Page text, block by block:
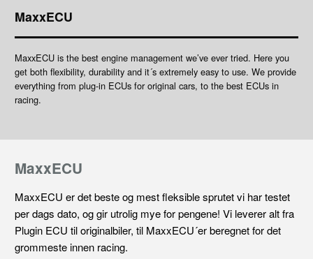
MaxxECU
MaxxECU is the best engine management we’ve ever tried. Here you
get both flexibility, durability and it´s extremely easy to use. We provide
everything from plug-in ECUs for original cars, to the best ECUs in
racing.
MaxxECU
MaxxECU er det beste og mest fleksible sprutet vi har testet
per dags dato, og gir utrolig mye for pengene! Vi leverer alt fra
Plugin ECU til originalbiler, til MaxxECU´er beregnet for det
grommeste innen racing.